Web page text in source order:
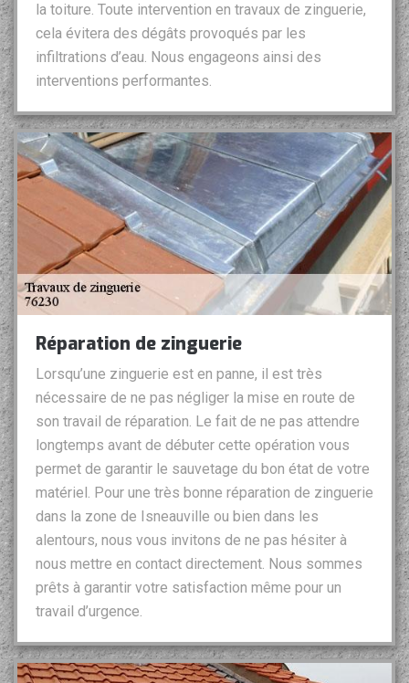
la toiture. Toute intervention en travaux de zinguerie,
cela évitera des dégâts provoqués par les
infiltrations d’eau. Nous engageons ainsi des
interventions performantes.
Réparation de zinguerie
Lorsqu’une zinguerie est en panne, il est très
nécessaire de ne pas négliger la mise en route de
son travail de réparation. Le fait de ne pas attendre
longtemps avant de débuter cette opération vous
permet de garantir le sauvetage du bon état de votre
matériel. Pour une très bonne réparation de zinguerie
dans la zone de Isneauville ou bien dans les
alentours, nous vous invitons de ne pas hésiter à
nous mettre en contact directement. Nous sommes
prêts à garantir votre satisfaction même pour un
travail d’urgence.